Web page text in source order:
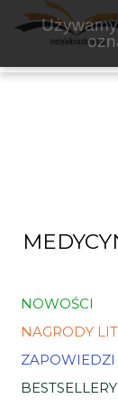
PRINTEX
NOWOŚCI
NAGRODY
ZAPOWIEDZI
BESTSELLERY